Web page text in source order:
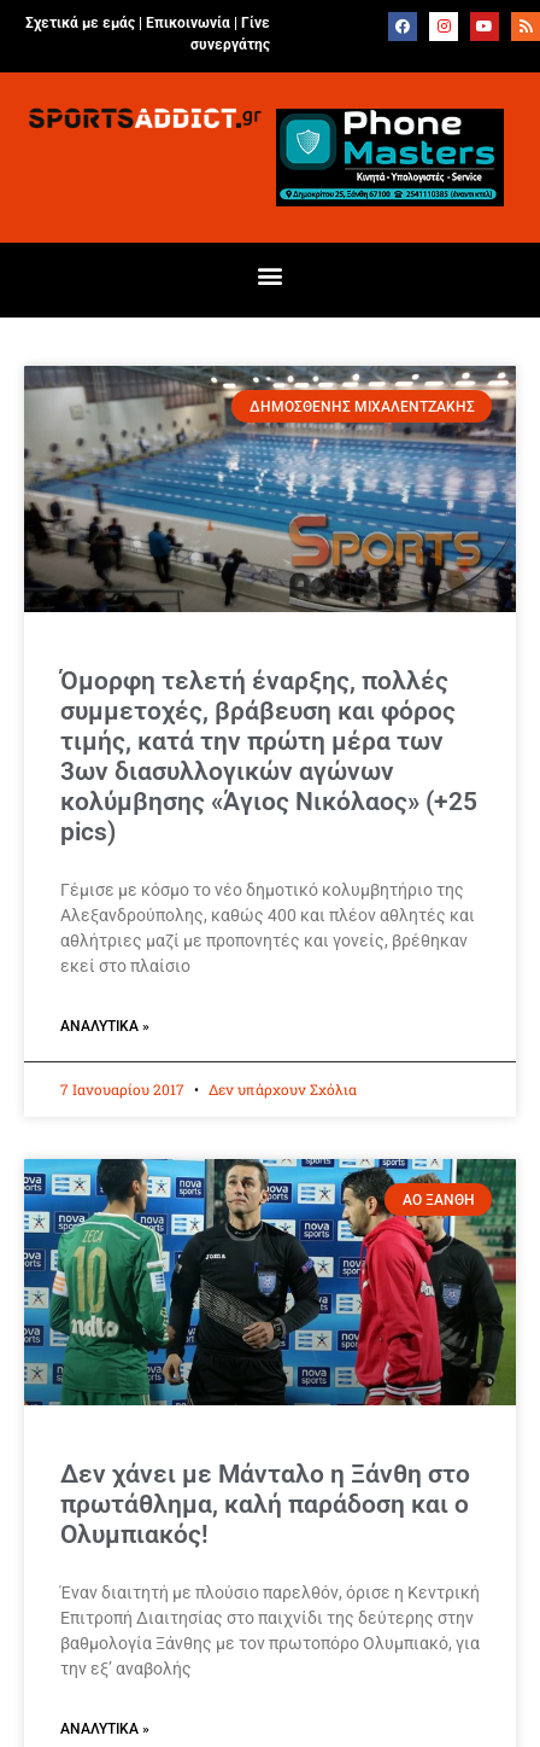
Σχετικά με εμάς | Επικοινωνία
Γίνε
συνεργάτης
ΔΗΜΟΣΘΕΝΗΣ ΜΙΧΑΛΕΝΤΖΑΚΗΣ
Όμορφη τελετή έναρξης, πολλές
συμμετοχές, βράβευση και φόρος
τιμής, κατά την πρώτη μέρα των
3ων διασυλλογικών αγώνων
κολύμβησης «Άγιος Νικόλαος» (+25
pics)
Γέμισε με κόσμο το νέο δημοτικό κολυμβητήριο της
Αλεξανδρούπολης, καθώς 400 και πλέον αθλητές και
αθλήτριες μαζί με προπονητές και γονείς, βρέθηκαν
εκεί στο πλαίσιο
ΑΝΑΛΥΤΙΚΆ »
7 Ιανουαρίου 2017 Δεν υπάρχουν Σχόλια
ΑΟ ΞΑΝΘΗ
Δεν χάνει με Μάνταλο η Ξάνθη στο
πρωτάθλημα, καλή παράδοση και ο
Ολυμπιακός!
Έναν διαιτητή με πλούσιο παρελθόν, όρισε η Κεντρική
Επιτροπή Διαιτησίας στο παιχνίδι της δεύτερης στην
βαθμολογία Ξάνθης με τον πρωτοπόρο Ολυμπιακό, για
την εξ’ αναβολής
ΑΝΑΛΥΤΙΚΆ »